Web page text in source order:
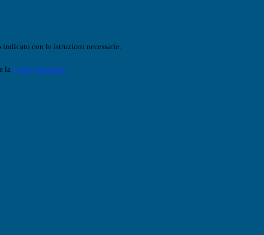
con le istruzioni necessarie.
la Login Spaggiari